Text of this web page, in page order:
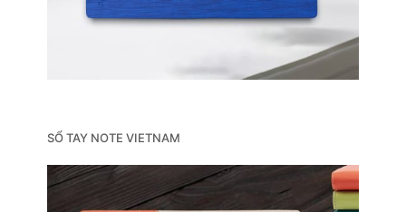
SỔ TAY NOTE VIETNAM